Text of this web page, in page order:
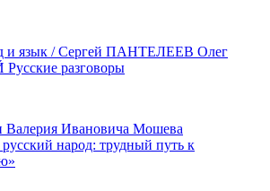
и язык / Сергей ПАНТЕЛЕЕВ Олег
разговоры
Валерия Ивановича Мошева
народ: трудный путь к